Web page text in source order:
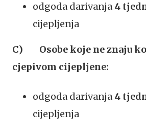
odgoda darivanja 4
cijepljenja
C) Osobe koje ne znaju
cjepivom cijepljene:
odgoda darivanja 4
cijepljenja